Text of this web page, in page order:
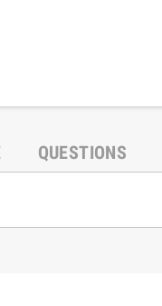
QUESTIONS